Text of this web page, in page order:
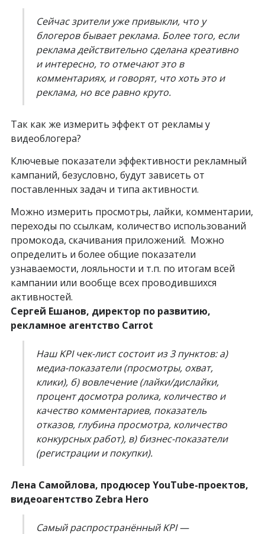
Сейчас зрители уже привыкли, что у
блогеров бывает реклама. Более того, если
реклама действительно сделана креативно
и интересно, то отмечают это в
комментариях, и говорят, что хоть это и
реклама, но все равно круто.
Так как же измерить эффект от рекламы у
видеоблогера?
Ключевые показатели эффективности рекламный
кампаний, безусловно, будут зависеть от
поставленных задач и типа активности.
Можно измерить просмотры, лайки, комментарии,
переходы по ссылкам, количество использований
промокода, скачивания приложений. Можно
определить и более общие показатели
узнаваемости, лояльности и т.п. по итогам всей
кампании или вообще всех проводившихся
активностей.
Сергей Ешанов, директор по развитию,
рекламное агентство Carrot
Наш KPI чек-лист состоит из 3 пунктов: а)
медиа-показатели (просмотры, охват,
клики), б) вовлечение (лайки/дислайки,
процент досмотра ролика, количество и
качество комментариев, показатель
отказов, глубина просмотра, количество
конкурсных работ), в) бизнес-показатели
(регистрации и покупки).
Лена Самойлова, продюсер YouTube-проектов,
видеоагентство Zebra Hero
Самый распространённый KPI —